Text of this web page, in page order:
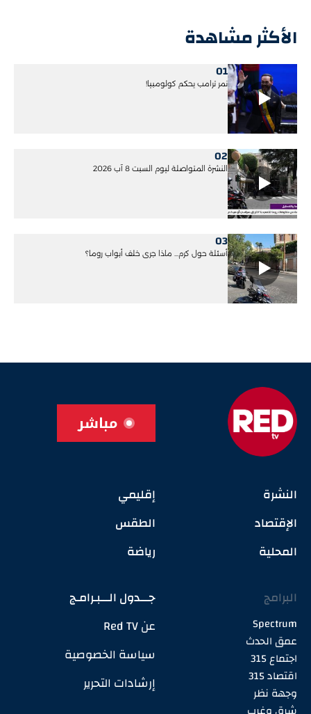
الأكثر مشاهدة
01
نمر ترامب يحكم كولومبيا!
02
النشرة المتواصلة ليوم السبت 8 آب 2026
03
أسئلة حول كرم... ماذا جرى خلف أبواب روما؟
مباشر
النشرة
الإقتصاد
المحلية
إقليمي
الطقس
رياضة
البرامج
Spectrum
عمق الحدث
اجتماع 315
اقتصاد 315
وجهة نظر
جـــدول الـــبـرامـج
عن Red TV
سياسة الخصوصية
إرشادات التحرير